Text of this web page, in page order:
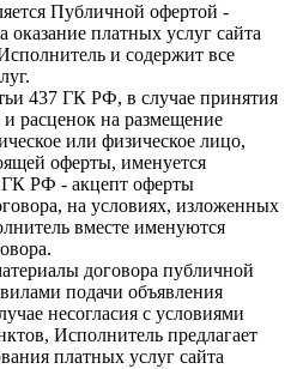
Публичной офертой -
платных услуг сайта
и содержит все
437 ГК РФ, в случае принятия
расценок на размещение
или физическое лицо,
оферты, именуется
ГК РФ - акцепт оферты
на условиях, изложенных
вместе именуются
договора публичной
подачи объявления
несогласия с условиями
Исполнитель предлагает
платных услуг сайта